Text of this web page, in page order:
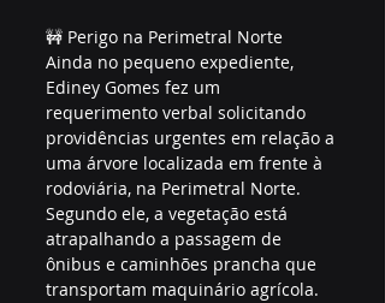
🚧 Perigo na Perimetral Norte
Ainda no pequeno expediente,
Ediney Gomes fez um
requerimento verbal solicitando
providências urgentes em relação a
uma árvore localizada em frente à
rodoviária, na Perimetral Norte.
Segundo ele, a vegetação está
atrapalhando a passagem de
ônibus e caminhões prancha que
transportam maquinário agrícola.